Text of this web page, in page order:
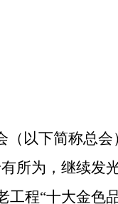
以下简称总会
所为，继续发
工程“十大金色